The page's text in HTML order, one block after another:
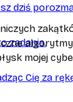
dziś
zadania.
Cię za
mojej